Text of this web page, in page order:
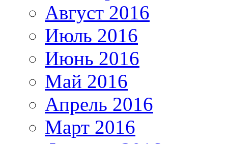
Август 2016
Июль 2016
Июнь 2016
Май 2016
Апрель 2016
Март 2016